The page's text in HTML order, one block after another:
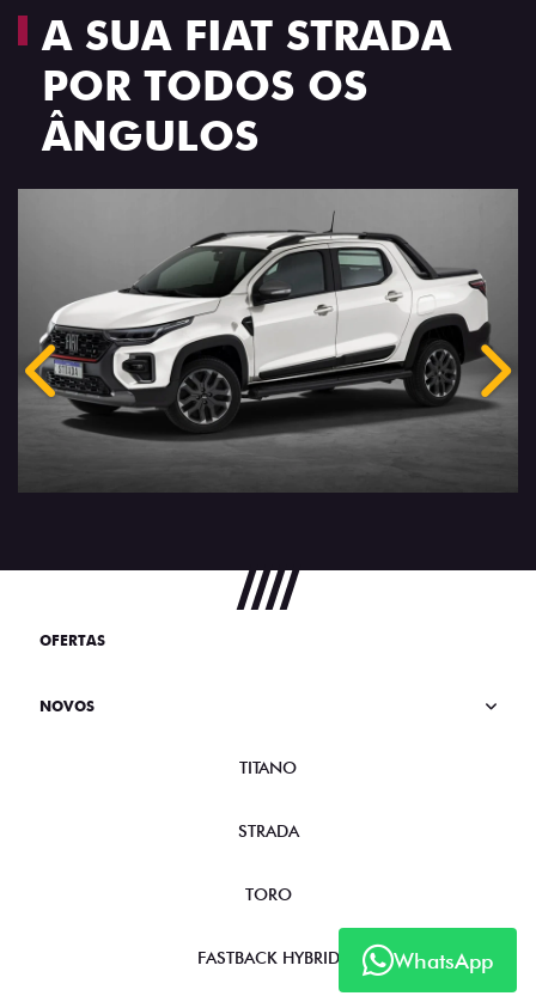
A SUA FIAT STRADA
POR TODOS OS
ÂNGULOS
Anterior
WhatsApp
OFERTAS
NOVOS
TITANO
STRADA
TORO
FASTBACK HYBRID